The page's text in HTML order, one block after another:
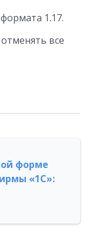
1.17.
все
форме
«1С»: